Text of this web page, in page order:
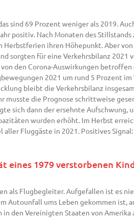
sind 69 Prozent weniger als 2019.
positiv. Nach Monaten des
Herbstferien ihren Höhepunkt. Aber
für eine Verkehrsbilanz 2021
den Corona-Auswirkungen
2021 um rund 5 Prozent
bleibt die Verkehrsbilanz
die Prognose schrittweise
sich dann der ersehnte Aufschwung,
wurden erhöht. Im Herbst
Fluggäste in 2021. Positives Signal:
1979 verstorbenen
als Flugbegleiter. Aufgefallen ist es
ums Leben gekommen ist,
den Vereinigten Staaten von